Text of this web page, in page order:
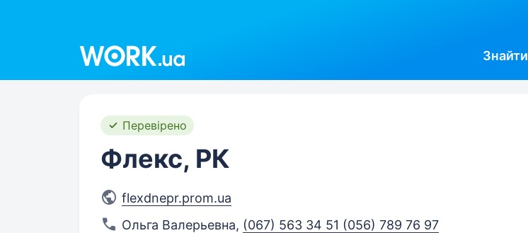
Знайти
Перевірено
Флекс, РК
flexdnepr.prom.ua
Ольга Валерьевна, (067) 563 34 51 (056) 789 76 97